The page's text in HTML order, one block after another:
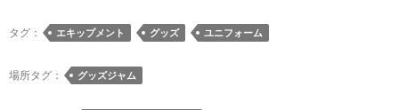
タグ： エキップメント グッズ ユニフォーム
場所タグ： グッズジャム